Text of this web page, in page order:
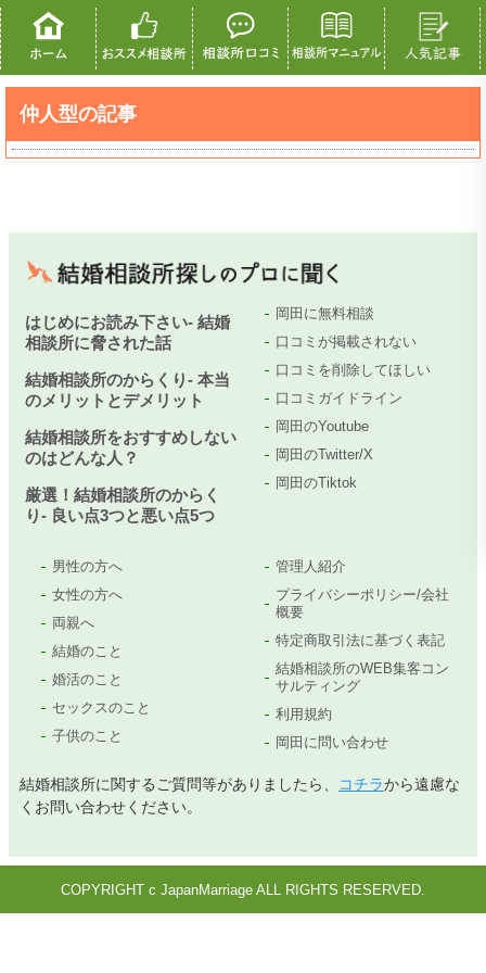
仲人型の記事
はじめにお読み下さい- 結婚
相談所に脅された話
結婚相談所のからくり- 本当
のメリットとデメリット
結婚相談所をおすすめしない
のはどんな人？
厳選！結婚相談所のからく
り- 良い点3つと悪い点5つ
岡田に無料相談
口コミが掲載されない
口コミを削除してほしい
口コミガイドライン
岡田のYoutube
岡田のTwitter/X
岡田のTiktok
男性の方へ
女性の方へ
両親へ
結婚のこと
婚活のこと
セックスのこと
子供のこと
管理人紹介
プライバシーポリシー/会社
概要
特定商取引法に基づく表記
結婚相談所のWEB集客コン
サルティング
利用規約
岡田に問い合わせ
結婚相談所に関するご質問等がありましたら、 コチラから遠慮な
くお問い合わせください。
COPYRIGHT c JapanMarriage ALL RIGHTS RESERVED.